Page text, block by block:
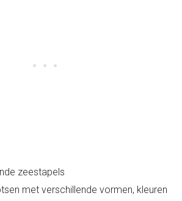
zeestapels
met verschillende vormen, kleuren